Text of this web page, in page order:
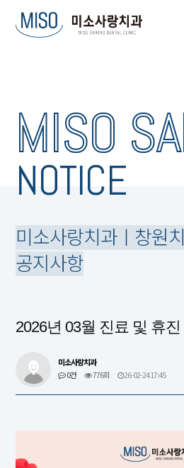
MISO
NOTICE
미소사랑치과ㅣ창원
공지사항
2026년 03월 진료 및 휴진
미소사랑치과
0건
776회 26-02-24 17:45